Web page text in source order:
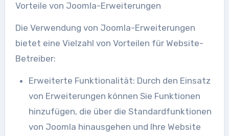
Vorteile von Joomla-Erweiterungen
Die Verwendung von Joomla-Erweiterungen
bietet eine Vielzahl von Vorteilen für Website-
Betreiber:
Erweiterte Funktionalität: Durch den Einsatz
von Erweiterungen können Sie Funktionen
hinzufügen, die über die Standardfunktionen
von Joomla hinausgehen und Ihre Website